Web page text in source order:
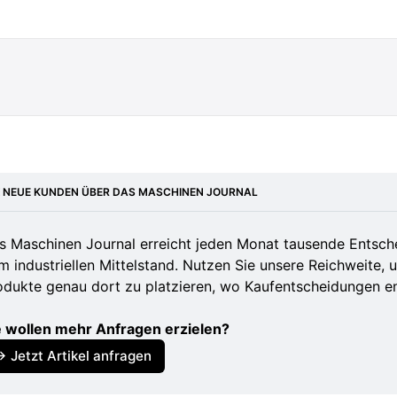
online.de/branchennews/deutsche-
chemieindustrie-in-deutschland-
chemieindustrie-berichtet-ueber-
naeher-370117/
2025-stagnation-trotz-reformversprechen
presse/pressemitteilungen/quartalsbericht-
NEUE KUNDEN ÜBER DAS MASCHINEN JOURNAL
Maschinen Journal erreicht jeden Monat tausende
industriellen Mittelstand. Nutzen Sie unsere Reichweite,
genau dort zu platzieren, wo Kaufentscheidungen
wollen mehr Anfragen erzielen?
Jetzt Artikel anfragen